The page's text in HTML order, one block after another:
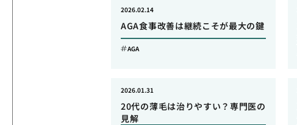
AGA食事改善は継続こそが最大の鍵
2026.02.14
AGA
20代の薄毛は治りやすい？専門医の
見解
2026.01.31